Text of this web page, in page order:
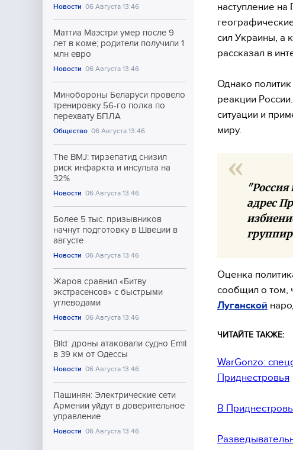
Новости 06 Августа 13:46
Маттиа Маэстри умер после 9
лет в коме; родители получили 1
млн евро
Новости 06 Августа 13:46
Минобороны Беларуси провело
тренировку 56-го полка по
перехвату БПЛА
Общество 06 Августа 13:46
The BMJ: тирзепатид снизил
риск инфаркта и инсульта на
32%
Новости 06 Августа 13:46
Более 5 тыс. призывников
начнут подготовку в Швеции в
августе
Новости 06 Августа 13:46
Жаров сравнил «Битву
экстрасенсов» с быстрыми
углеводами
Новости 06 Августа 13:46
Bild: дроны атаковали судно Emil
в 39 км от Одессы
Новости 06 Августа 13:46
Пашинян: Электрические сети
Армении уйдут в доверительное
управление
Новости 06 Августа 13:46
наступление
сил Украины, а
рассказал в
Однако политик
реакции
ситуации и
миру.
"Россия
адрес
Оценка
сообщил о том,
Луганской
ЧИТАЙТЕ ТАКЖЕ:
WarGonzo:
Приднестровья
В